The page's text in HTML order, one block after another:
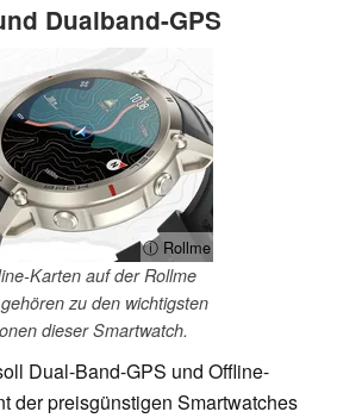
Dualband-GPS
ⓘ Rollme
Karten auf der Rollme
zu den wichtigsten
dieser Smartwatch.
Dual-Band-GPS und Offline-
der preisgünstigen Smartwatches